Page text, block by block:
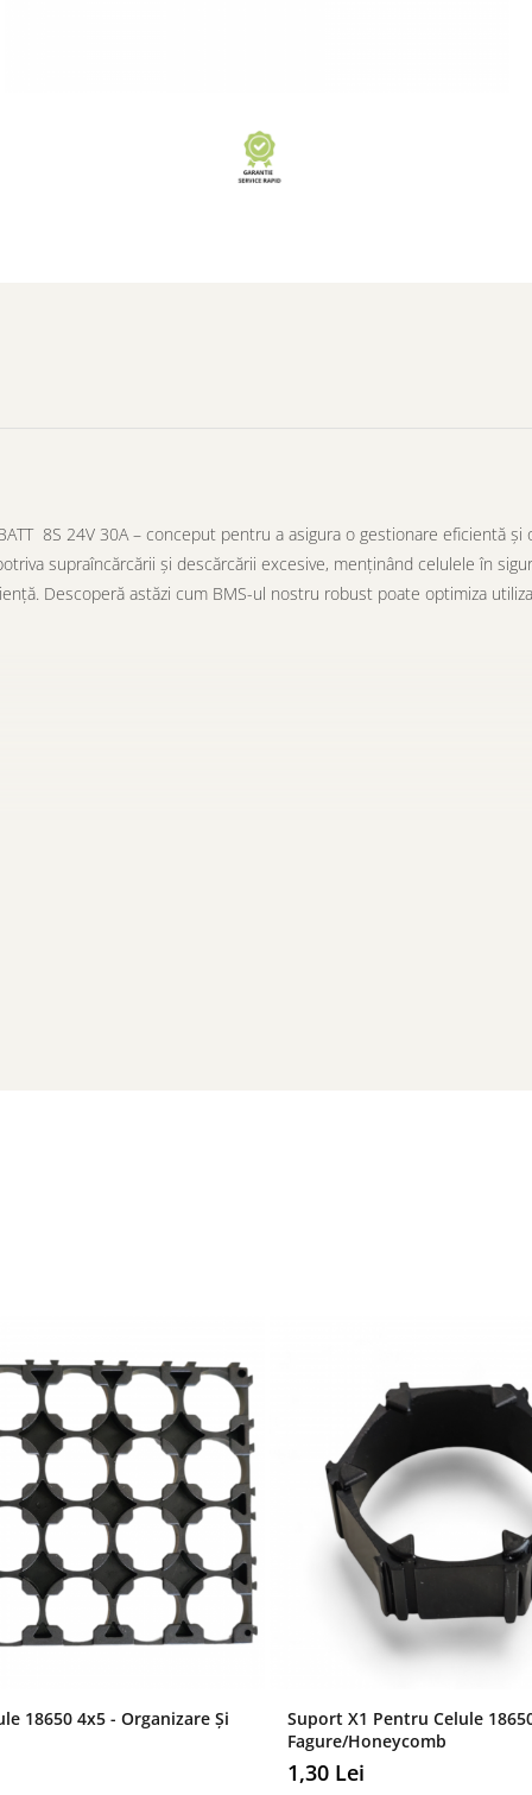
8S 24V 30A – conceput pentru a asigura o gestionare eficientă
supraîncărcării și descărcării excesive, menținând celulele în
Descoperă astăzi cum BMS-ul nostru robust poate optimiza
18650 4x5 - Organizare Și
Suport X1 Pentru Celule
Fagure/Honeycomb
1,30 Lei